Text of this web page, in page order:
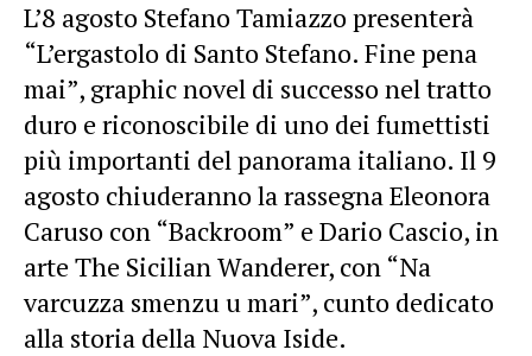
L’8 agosto Stefano Tamiazzo presenterà
“L’ergastolo di Santo Stefano. Fine pena
mai”, graphic novel di successo nel tratto
duro e riconoscibile di uno dei fumettisti
più importanti del panorama italiano. Il 9
agosto chiuderanno la rassegna Eleonora
Caruso con “Backroom” e Dario Cascio, in
arte The Sicilian Wanderer, con “Na
varcuzza smenzu u mari”, cunto dedicato
alla storia della Nuova Iside.